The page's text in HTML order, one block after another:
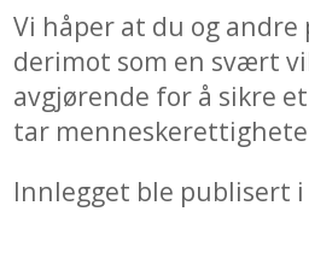
Vi håper at du og
derimot som en svært
avgjørende for å sikre
tar
Innlegget ble publisert